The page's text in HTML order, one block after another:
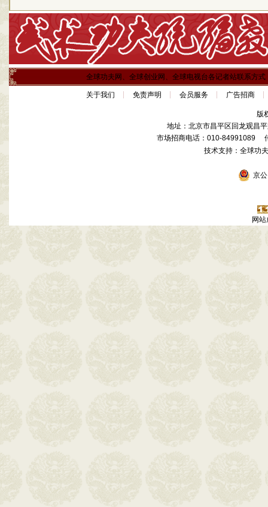
全球功夫网、全球创业网、全球电视台各记者站联系方式
关于我们 免责声明 会员服务 广告招商
版
地址：北京市昌平区回龙观昌
市场招商电话：010-84991089
技术支持：全球
京公
网